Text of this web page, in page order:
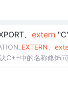
、 extern
EXTERN
C++中的名称修饰